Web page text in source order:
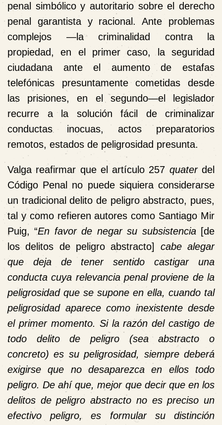
penal simbólico y autoritario sobre el derecho
penal garantista y racional. Ante problemas
complejos —la criminalidad contra la
propiedad, en el primer caso, la seguridad
ciudadana ante el aumento de estafas
telefónicas presuntamente cometidas desde
las prisiones, en el segundo—el legislador
recurre a la solución fácil de criminalizar
conductas inocuas, actos preparatorios
remotos, estados de peligrosidad presunta.
Valga reafirmar que el artículo 257 quaterdel
Código Penal no puede siquiera considerarse
un tradicional delito de peligro abstracto, pues,
tal y como refieren autores como Santiago Mir
Puig, “En favor de negar su subsistencia [de
los delitos de peligro abstracto]
cabe alegar
que deja de tener sentido castigar una
conducta cuya relevancia penal proviene de la
peligrosidad que se supone en ella, cuando tal
peligrosidad aparece como inexistente desde
el primer momento. Si la razón del castigo de
todo delito de peligro (sea abstracto o
concreto) es su peligrosidad, siempre deberá
exigirse que no desaparezca en ellos todo
peligro. De ahí que, mejor que decir que en los
delitos de peligro abstracto no es preciso un
efectivo peligro, es formular su distinción